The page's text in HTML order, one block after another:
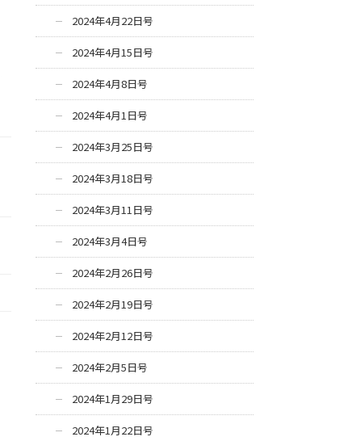
2024年4月22日号
2024年4月15日号
2024年4月8日号
2024年4月1日号
2024年3月25日号
2024年3月18日号
2024年3月11日号
2024年3月4日号
2024年2月26日号
2024年2月19日号
2024年2月12日号
2024年2月5日号
2024年1月29日号
2024年1月22日号